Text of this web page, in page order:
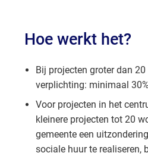
Hoe werkt het?
Bij projecten groter dan
verplichting: minimaal
Voor projecten in het
kleinere projecten tot 20
gemeente een
sociale huur te realiseren,